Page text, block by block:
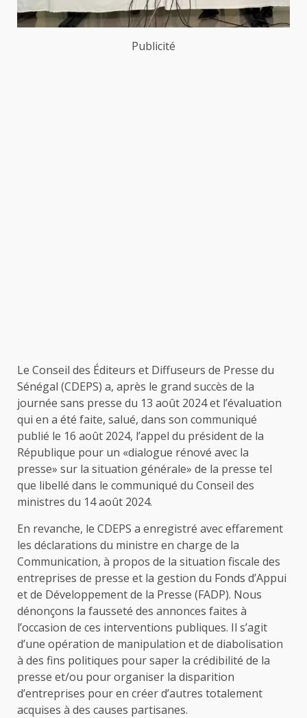
Publicité
Le Conseil des Éditeurs et Diffuseurs de Presse du
Sénégal (CDEPS) a, après le grand succès de la
journée sans presse du 13 août 2024 et l’évaluation
qui en a été faite, salué, dans son communiqué
publié le 16 août 2024, l’appel du président de la
République pour un «dialogue rénové avec la
presse» sur la situation générale» de la presse tel
que libellé dans le communiqué du Conseil des
ministres du 14 août 2024.
En revanche, le CDEPS a enregistré avec effarement
les déclarations du ministre en charge de la
Communication, à propos de la situation fiscale des
entreprises de presse et la gestion du Fonds d’Appui
et de Développement de la Presse (FADP). Nous
dénonçons la fausseté des annonces faites à
l’occasion de ces interventions publiques. Il s’agit
d’une opération de manipulation et de diabolisation
à des fins politiques pour saper la crédibilité de la
presse et/ou pour organiser la disparition
d’entreprises pour en créer d’autres totalement
acquises à des causes partisanes.